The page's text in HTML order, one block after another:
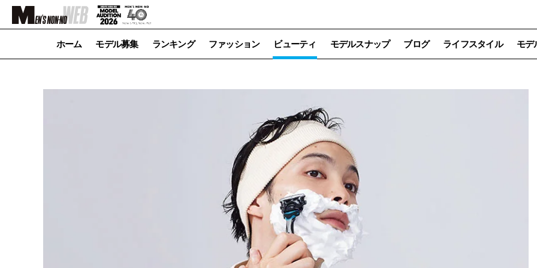
ホーム モデル募集 ランキング ファッション ビューティ モデルスナップ ブログ ライフスタイル モデ